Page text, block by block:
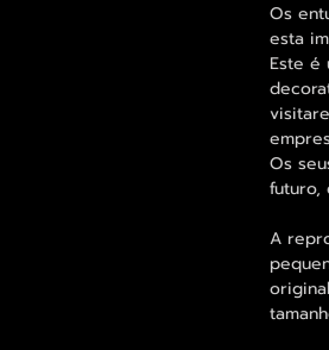
Os
esta
Este é
Os
futuro,
A